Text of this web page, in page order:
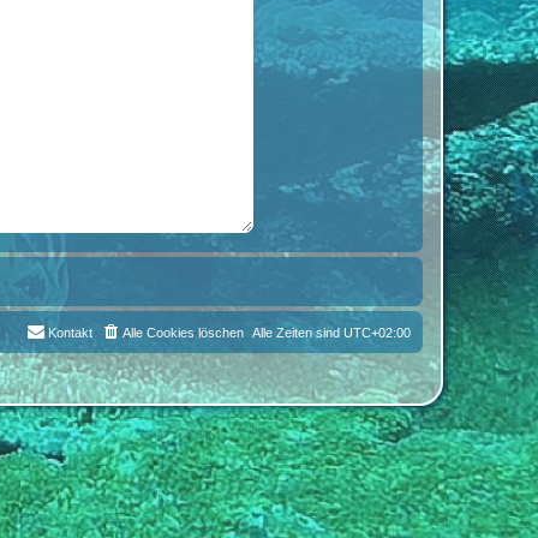
Alle Zeiten sind UTC+02:00
Alle Cookies löschen
Kontakt